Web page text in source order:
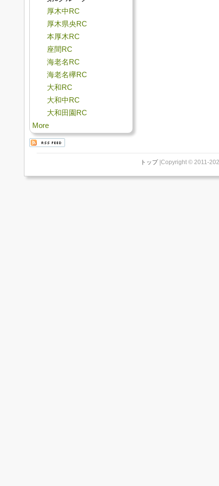
厚木中RC
厚木県央RC
本厚木RC
座間RC
海老名RC
海老名欅RC
大和RC
大和中RC
大和田園RC
More
トップ|Copyright © 2011-